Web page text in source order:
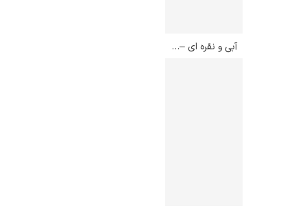
آبی و نقره ای – جیمز مک نیل ویسلر